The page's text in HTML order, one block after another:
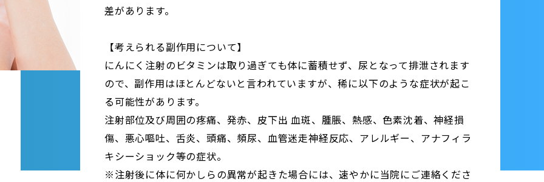
差があります。
【考えられる副作用について】
にんにく注射のビタミンは取り過ぎても体に蓄積せず、尿となって排泄されます
ので、副作用はほとんどないと言われていますが、稀に以下のような症状が起こ
る可能性があります。
注射部位及び周囲の疼痛、発赤、皮下出 血斑、腫脹、熱感、色素沈着、神経損
傷、悪心嘔吐、舌炎、頭痛、頻尿、血管迷走神経反応、アレルギー、アナフィラ
キシーショック等の症状。
※注射後に体に何かしらの異常が起きた場合には、速やかに当院にご連絡くださ